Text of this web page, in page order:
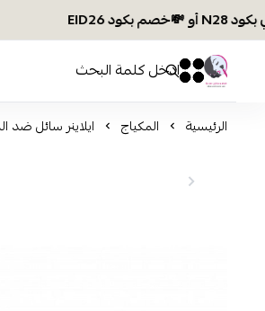
افكار ومخازن العناية
0 0
الرئيسية المكياج ايلاينر سائل ضد الماء -5 من